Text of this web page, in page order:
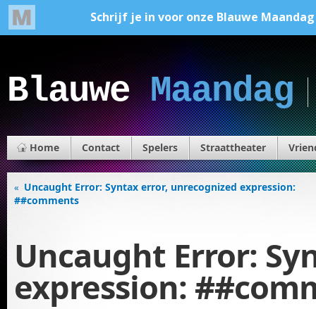
BlauweMaandag
Home Contact Spelers Straattheater
« Uncaught Error: Syntax error, unrecognized expression:
##comments
Uncaught Error:
expression: